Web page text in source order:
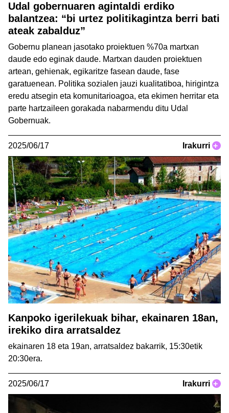
Udal gobernuaren agintaldi erdiko
balantzea: “bi urtez politikagintza berri bati
ateak zabalduz”
Gobernu planean jasotako proiektuen %70a martxan
daude edo eginak daude. Martxan dauden proiektuen
artean, gehienak, egikaritze fasean daude, fase
garatuenean. Politika sozialen jauzi kualitatiboa, hirigintza
eredu atsegin eta komunitarioagoa, eta ekimen herritar eta
parte hartzaileen gorakada nabarmendu ditu Udal
Gobernuak.
2025/06/17 Irakurri +
Kanpoko igerilekuak bihar, ekainaren 18an,
irekiko dira arratsaldez
ekainaren 18 eta 19an, arratsaldez bakarrik, 15:30etik
20:30era.
2025/06/17 Irakurri +